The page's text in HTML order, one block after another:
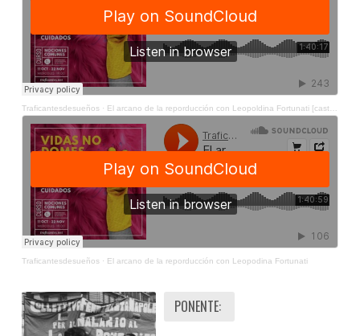
Traficantesdesueños· El arcano de la reporducción con Leopoldina Fortunati [castellano]
Traficantesdesueños· El arcano de la reporducción con Leopodina Fortunati
PONENTE: